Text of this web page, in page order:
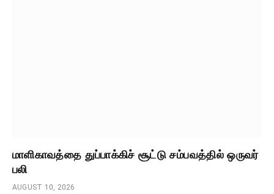
மாளிகாவத்தை துப்பாக்கிச் சூட்டு சம்பவத்தில் ஒருவர்
பலி
AUGUST 10, 2026